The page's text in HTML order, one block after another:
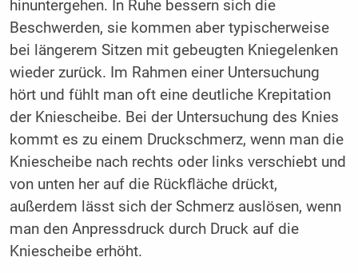
hinuntergehen. In Ruhe bessern sich die
Beschwerden, sie kommen aber typischerweise
bei längerem Sitzen mit gebeugten Kniegelenken
wieder zurück. Im Rahmen einer Untersuchung
hört und fühlt man oft eine deutliche Krepitation
der Kniescheibe. Bei der Untersuchung des Knies
kommt es zu einem Druckschmerz, wenn man die
Kniescheibe nach rechts oder links verschiebt und
von unten her auf die Rückfläche drückt,
außerdem lässt sich der Schmerz auslösen, wenn
man den Anpressdruck durch Druck auf die
Kniescheibe erhöht.